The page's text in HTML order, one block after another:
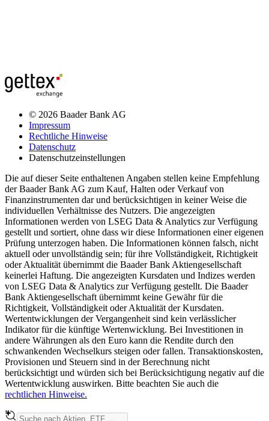
© 2026 Baader Bank AG
Impressum
Rechtliche Hinweise
Datenschutz
Datenschutzeinstellungen
Die auf dieser Seite enthaltenen Angaben stellen keine Empfehlung
der Baader Bank AG zum Kauf, Halten oder Verkauf von
Finanzinstrumenten dar und berücksichtigen in keiner Weise die
individuellen Verhältnisse des Nutzers. Die angezeigten
Informationen werden von LSEG Data & Analytics zur Verfügung
gestellt und sortiert, ohne dass wir diese Informationen einer eigenen
Prüfung unterzogen haben. Die Informationen können falsch, nicht
aktuell oder unvollständig sein; für ihre Vollständigkeit, Richtigkeit
oder Aktualität übernimmt die Baader Bank Aktiengesellschaft
keinerlei Haftung. Die angezeigten Kursdaten und Indizes werden
von LSEG Data & Analytics zur Verfügung gestellt. Die Baader
Bank Aktiengesellschaft übernimmt keine Gewähr für die
Richtigkeit, Vollständigkeit oder Aktualität der Kursdaten.
Wertentwicklungen der Vergangenheit sind kein verlässlicher
Indikator für die künftige Wertenwicklung. Bei Investitionen in
andere Währungen als den Euro kann die Rendite durch den
schwankenden Wechselkurs steigen oder fallen. Transaktionskosten,
Provisionen und Steuern sind in der Berechnung nicht
berücksichtigt und würden sich bei Berücksichtigung negativ auf die
Wertentwicklung auswirken. Bitte beachten Sie auch die
rechtlichen Hinweise.